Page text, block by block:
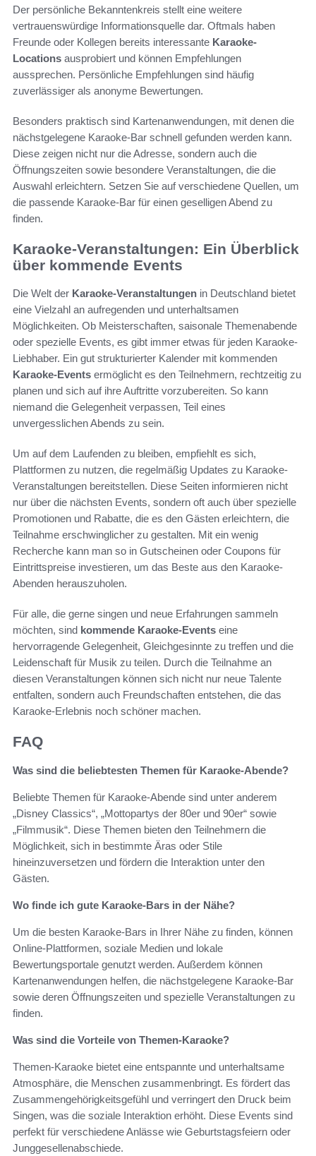
Der persönliche Bekanntenkreis stellt eine weitere
vertrauenswürdige Informationsquelle dar. Oftmals haben
Freunde oder Kollegen bereits interessante Karaoke-
Locations ausprobiert und können Empfehlungen
aussprechen. Persönliche Empfehlungen sind häufig
zuverlässiger als anonyme Bewertungen.
Besonders praktisch sind Kartenanwendungen, mit denen die
nächstgelegene Karaoke-Bar schnell gefunden werden kann.
Diese zeigen nicht nur die Adresse, sondern auch die
Öffnungszeiten sowie besondere Veranstaltungen, die die
Auswahl erleichtern. Setzen Sie auf verschiedene Quellen, um
die passende Karaoke-Bar für einen geselligen Abend zu
finden.
Karaoke-Veranstaltungen: Ein Überblick
über kommende Events
Die Welt der Karaoke-Veranstaltungen in Deutschland bietet
eine Vielzahl an aufregenden und unterhaltsamen
Möglichkeiten. Ob Meisterschaften, saisonale Themenabende
oder spezielle Events, es gibt immer etwas für jeden Karaoke-
Liebhaber. Ein gut strukturierter Kalender mit kommenden
Karaoke-Events ermöglicht es den Teilnehmern, rechtzeitig zu
planen und sich auf ihre Auftritte vorzubereiten. So kann
niemand die Gelegenheit verpassen, Teil eines
unvergesslichen Abends zu sein.
Um auf dem Laufenden zu bleiben, empfiehlt es sich,
Plattformen zu nutzen, die regelmäßig Updates zu Karaoke-
Veranstaltungen bereitstellen. Diese Seiten informieren nicht
nur über die nächsten Events, sondern oft auch über spezielle
Promotionen und Rabatte, die es den Gästen erleichtern, die
Teilnahme erschwinglicher zu gestalten. Mit ein wenig
Recherche kann man so in Gutscheinen oder Coupons für
Eintrittspreise investieren, um das Beste aus den Karaoke-
Abenden herauszuholen.
Für alle, die gerne singen und neue Erfahrungen sammeln
möchten, sind kommende Karaoke-Events eine
hervorragende Gelegenheit, Gleichgesinnte zu treffen und die
Leidenschaft für Musik zu teilen. Durch die Teilnahme an
diesen Veranstaltungen können sich nicht nur neue Talente
entfalten, sondern auch Freundschaften entstehen, die das
Karaoke-Erlebnis noch schöner machen.
FAQ
Was sind die beliebtesten Themen für Karaoke-Abende?
Beliebte Themen für Karaoke-Abende sind unter anderem
„Disney Classics“, „Mottopartys der 80er und 90er“ sowie
„Filmmusik“. Diese Themen bieten den Teilnehmern die
Möglichkeit, sich in bestimmte Äras oder Stile
hineinzuversetzen und fördern die Interaktion unter den
Gästen.
Wo finde ich gute Karaoke-Bars in der Nähe?
Um die besten Karaoke-Bars in Ihrer Nähe zu finden, können
Online-Plattformen, soziale Medien und lokale
Bewertungsportale genutzt werden. Außerdem können
Kartenanwendungen helfen, die nächstgelegene Karaoke-Bar
sowie deren Öffnungszeiten und spezielle Veranstaltungen zu
finden.
Was sind die Vorteile von Themen-Karaoke?
Themen-Karaoke bietet eine entspannte und unterhaltsame
Atmosphäre, die Menschen zusammenbringt. Es fördert das
Zusammengehörigkeitsgefühl und verringert den Druck beim
Singen, was die soziale Interaktion erhöht. Diese Events sind
perfekt für verschiedene Anlässe wie Geburtstagsfeiern oder
Junggesellenabschiede.